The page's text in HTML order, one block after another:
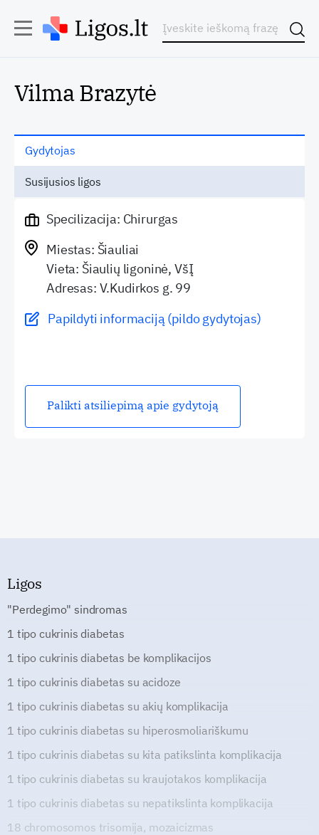
Vilma Brazytė
Gydytojas
Susijusios ligos
Specilizacija: Chirurgas
Miestas: Šiauliai
Vieta: Šiaulių ligoninė, VšĮ
Adresas: V.Kudirkos g. 99
Papildyti informaciją (pildo gydytojas)
Palikti atsiliepimą apie gydytoją
Ligos
"Perdegimo" sindromas
1 tipo cukrinis diabetas
1 tipo cukrinis diabetas be komplikacijos
1 tipo cukrinis diabetas su acidoze
1 tipo cukrinis diabetas su akių komplikacija
1 tipo cukrinis diabetas su hiperosmoliariškumu
1 tipo cukrinis diabetas su kita patikslinta komplikacija
1 tipo cukrinis diabetas su kraujotakos komplikacija
1 tipo cukrinis diabetas su nepatikslinta komplikacija
18 chromosomos trisomija, mozaicizmas